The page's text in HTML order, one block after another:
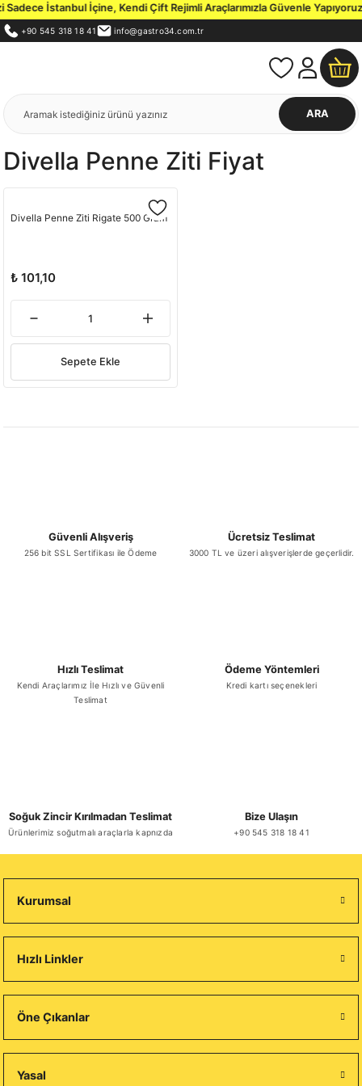
İstanbul İçine, Kendi Çift Rejimli Araçlarımızla Güvenle Yapıyoruz.
+90 545 318 18 41 info@gastro34.com.tr
ARA
Divella Penne Ziti Fiyat
Divella Penne Ziti Rigate 500 Gram
₺ 101,10
Sepete Ekle
Güvenli Alışveriş
256 bit SSL Sertifikası ile Ödeme
Ücretsiz Teslimat
3000 TL ve üzeri alışverişlerde geçerlidir.
Hızlı Teslimat
Kendi Araçlarımız İle Hızlı ve Güvenli
Teslimat
Ödeme Yöntemleri
Kredi kartı seçenekleri
Soğuk Zincir Kırılmadan Teslimat
Ürünlerimiz soğutmalı araçlarla kapnızda
Bize Ulaşın
+90 545 318 18 41
Kurumsal
Hızlı Linkler
Öne Çıkanlar
Yasal